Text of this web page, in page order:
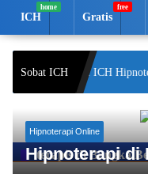
Langsung
konten
ICH Gratis
Sobat ICH
Selamat datang di ICH
terapis di Bangka
Hipnoterapi Online
Hipnoterapi di